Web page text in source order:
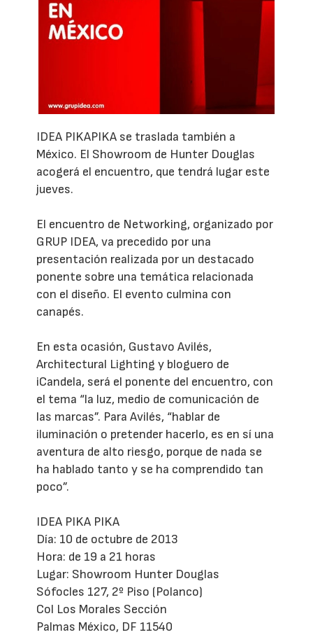
IDEA PIKAPIKA se traslada también a
México. El Showroom de Hunter Douglas
acogerá el encuentro, que tendrá lugar este
jueves.
El encuentro de Networking, organizado por
GRUP IDEA, va precedido por una
presentación realizada por un destacado
ponente sobre una temática relacionada
con el diseño. El evento culmina con
canapés.
En esta ocasión, Gustavo Avilés,
Architectural Lighting y bloguero de
iCandela, será el ponente del encuentro, con
el tema “la luz, medio de comunicación de
las marcas”. Para Avilés, “hablar de
iluminación o pretender hacerlo, es en sí una
aventura de alto riesgo, porque de nada se
ha hablado tanto y se ha comprendido tan
poco”.
IDEA PIKA PIKA
Día: 10 de octubre de 2013
Hora: de 19 a 21 horas
Lugar: Showroom Hunter Douglas
Sófocles 127, 2º Piso (Polanco)
Col Los Morales Sección
Palmas México, DF 11540